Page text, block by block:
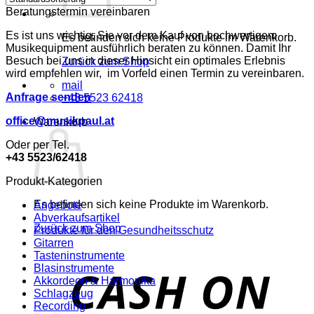
Es befinden sich keine Produkte im Warenkorb.
Zurück zum Shop
mail
+43 5523 62418
Warenkorb
Es befinden sich keine Produkte im Warenkorb.
Zurück zum Shop
Beratungstermin vereinbaren
Es ist uns wichtig, Sie vor dem Kauf von hochwertigem
Musikequipment ausführlich beraten zu können. Damit Ihr
Besuch bei uns in dieser Hinsicht ein optimales Erlebnis
wird empfehlen wir, im Vorfeld einen Termin zu vereinbaren.
Anfrage senden
office@musikpaul.at
Oder per Tel.
+43 5523/62418
Produkt-Kategorien
Angebote
Abverkaufsartikel
Produkte für den Gesundheitsschutz
Gitarren
Tasteninstrumente
Blasinstrumente
Akkordeon & Harmonika
Schlagzeug
Recording